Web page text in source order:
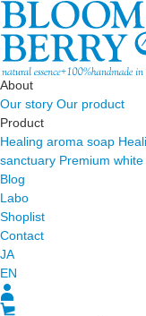
About
Our story Our product
Product
Healing aroma soap
sanctuary Premium
Blog
Labo
Shoplist
Contact
JA
EN